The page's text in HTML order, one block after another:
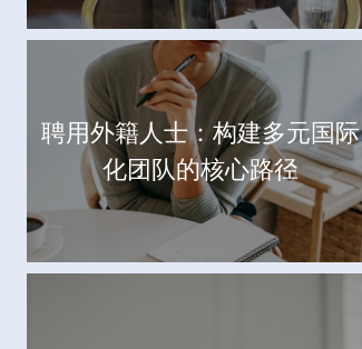
聘用外籍人士：构建多元国际
化团队的核心路径